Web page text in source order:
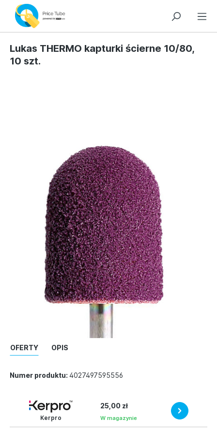
Lukas THERMO kapturki ścierne 10/80,
10 szt.
OFERTY OPIS
Numer produktu: 4027497595556
Kerpro
25,00 zł
W magazynie